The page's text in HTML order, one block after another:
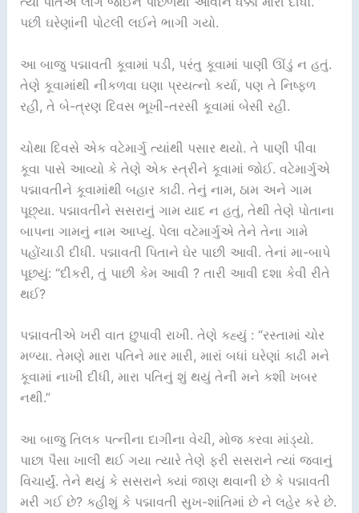
પછી ઘરેણાંની પોટલી લઈને ભાગી ગયો.
આ બાજુ પદ્માવતી કૂવામાં પડી, પરંતુ કૂવામાં પાણી ઊંડું ન હતું.
તેણે કૂવામાંથી નીકળવા ઘણા પ્રયત્નો કર્યા, પણ તે નિષ્ફળ
રહી, તે બે-ત્રણ દિવસ ભૂખી-તરસી કૂવામાં બેસી રહી.
ચોથા દિવસે એક વટેમાર્ગુ ત્યાંથી પસાર થયો. તે પાણી પીવા
કૂવા પાસે આવ્યો કે તેણે એક સ્ત્રીને કૂવામાં જોઈ. વટેમાર્ગુએ
પદ્માવતીને કૂવામાંથી બહાર કાઢી. તેનું નામ, ઠામ અને ગામ
પૂછ્યા. પદ્માવતીને સસરાનું ગામ યાદ ન હતું, તેથી તેણે પોતાના
બાપના ગામનું નામ આપ્યું. પેલા વટેમાર્ગુએ તેને તેના ગામે
પહોંચાડી દીધી. પદ્માવતી પિતાને ઘેર પાછી આવી. તેનાં મા-બાપે
પૂછયું: “દીકરી, તું પાછી કેમ આવી ? તારી આવી દશા કેવી રીતે
થઈ?
પદ્માવતીએ ખરી વાત છુપાવી રાખી. તેણે કહ્યું : “રસ્તામાં ચોર
મળ્યા. તેમણે મારા પતિને માર મારી, મારાં બધાં ઘરેણાં કાઢી મને
કૂવામાં નાખી દીધી, મારા પતિનું શું થયું તેની મને કશી ખબર
નથી.”
આ બાજુ તિલક પત્નીના દાગીના વેચી, મોજ કરવા માંડ્યો.
પાછા પૈસા ખાલી થઈ ગયા ત્યારે તેણે ફરી સસરાને ત્યાં જવાનું
વિચાર્યું. તેને થયું કે સસરાને ક્યાં જાણ થવાની છે કે પદ્માવતી
મરી ગઈ છે? કહીશું કે પદ્માવતી સુખ-શાંતિમાં છે ને લહેર કરે છે.